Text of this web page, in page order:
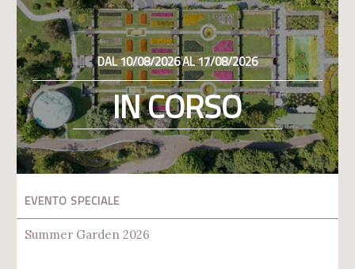
DAL 10/08/2026 AL 17/08/2026
IN CORSO
EVENTO SPECIALE
Summer Garden 2026